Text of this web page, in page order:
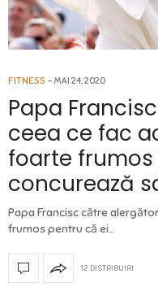
FITNESS MAI 24, 2020
Papa
ceea ce fac
foarte
concurează
Papa Francisc către
frumos pentru că ei…
12 DISTRIBUIRI